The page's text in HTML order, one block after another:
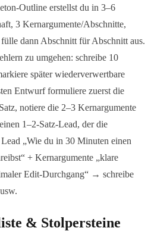
Outline erstellst du in 3–6
3 Kernargumente/Abschnitte,
dann Abschnitt für Abschnitt aus.
zu umgehen: schreibe 10
später wiederverwertbare
Entwurf formuliere zuerst die
notiere die 2–3 Kernargumente
1–2-Satz-Lead, der die
„Wie du in 30 Minuten einen
+ Kernargumente „klare
Edit-Durchgang“ → schreibe
& Stolpersteine